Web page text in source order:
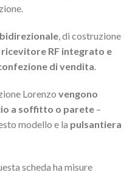
, di costruzione
RF integrato e
di vendita.
Lorenzo vengono
a soffitto o parete –
modello e la pulsantiera
scheda ha misure